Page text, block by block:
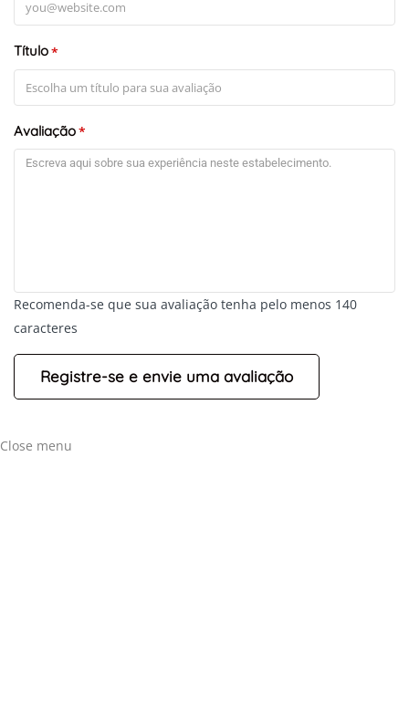
+-
Leaflet
Título*
Avaliação*
Recomenda-se que sua avaliação tenha pelo menos 140
caracteres
Close menu